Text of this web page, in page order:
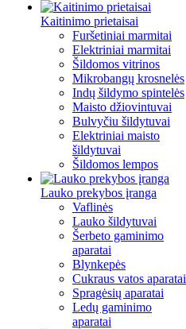
Kaitinimo prietaisai
Furšetiniai marmitai
Elektriniai marmitai
Šildomos vitrinos
Mikrobangų krosnelės
Indų šildymo spintelės
Maisto džiovintuvai
Bulvyčiu šildytuvai
Elektriniai maisto
šildytuvai
Šildomos lempos
Lauko prekybos įranga
Vaflinės
Lauko šildytuvai
Šerbeto gaminimo
aparatai
Blynkepės
Cukraus vatos aparatai
Spragėsių aparatai
Ledų gaminimo
aparatai